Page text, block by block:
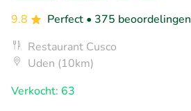
9.8
Perfect • 375 beoordelingen
Restaurant Cusco
Uden (10km)
Verkocht: 63